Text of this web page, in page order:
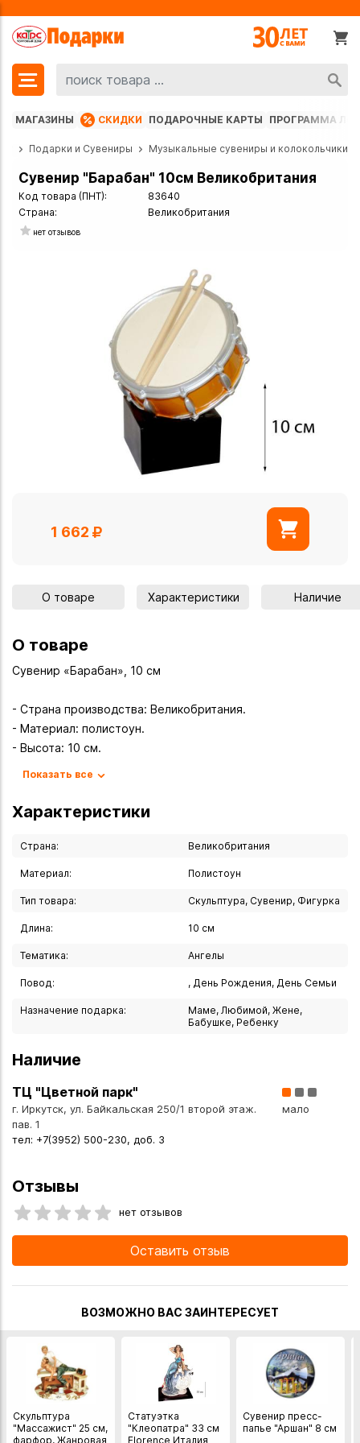
МАГАЗИНЫ СКИДКИ ПОДАРОЧНЫЕ КАРТЫ ПРОГРАММА
Подарки и Сувениры Музыкальные сувениры и колокольчики
Сувенир "Барабан" 10см Великобритания
Код товара (ПНТ):
83640
Страна:
Великобритания
нет отзывов
1 662
О товаре Характеристики Наличие
О товаре
Сувенир «Барабан», 10 см
- Страна производства: Великобритания.
- Материал: полистоун.
- Высота: 10 см.
Описание
- Миниатюрный сувенир «Барабан» — изящный подарок
для ценителей музыки и творческих личностей.
инструмента с детальной проработкой элементов,
сочетая эстетику и символическое значение. Изделие из
полистоуна отличается прочностью и долговечностью,
использовании.
- Символическая ценность. Барабан — один из
олицетворяющий ритм, энергию и творческую силу. Такой
- Универсальность. Подходит как профессиональным
музыкантам, так и любителям, которые ценят музыку как
часть жизни.
привлекательным — он может стать элементом декора
рабочего стола, полки или музыкальной студии.
Качество материала. Полистоун:
- устойчив к механическим повреждениям;
- не выцветает со временем;
- Музыкантам (барабанщикам, перкуссионистам,
композиторам).
- Преподавателям музыки и музыкальным руководителям.
- Участникам творческих коллективов (групп, оркестров,
ансамблей).
Показать все
Характеристики
Страна: Великобритания
Материал: Полистоун
Тип товара: Скульптура, Сувенир, Фигурка
Длина: 10 см
Тематика: Ангелы
Повод: , День Рождения, День Семьи
Назначение подарка:
Маме, Любимой, Жене,
Бабушке, Ребенку
Наличие
ТЦ "Цветной парк"
г. Иркутск, ул. Байкальская 250/1 второй этаж.
пав. 1
тел: +7(3952) 500-230, доб. 3
мало
Отзывы
нет отзывов
Оставить отзыв
ВОЗМОЖНО ВАС ЗАИНТЕРЕСУЕТ
Скульптура
"Массажист" 25 см,
фарфор, Жанровая
Статуэтка
"Клеопатра" 33 см
Florence Италия
Сувенир пресс-
папье "Аршан" 8 см